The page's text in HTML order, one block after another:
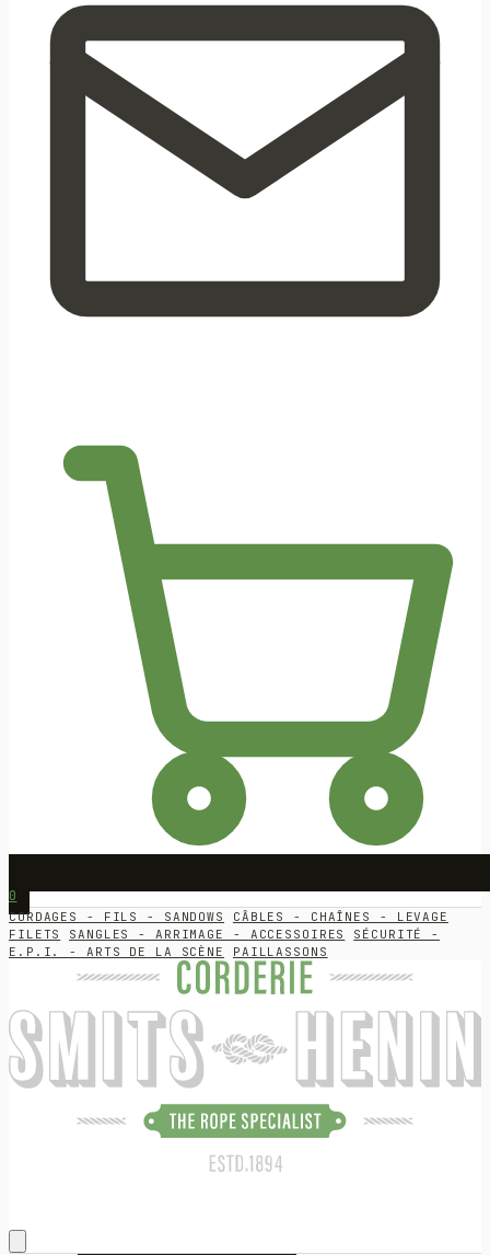
0
CORDAGES - FILS - SANDOWS
CÂBLES - CHAÎNES - LEVAGE
FILETS
SANGLES - ARRIMAGE - ACCESSOIRES
SÉCURITÉ -
E.P.I. - ARTS DE LA SCÈNE
PAILLASSONS